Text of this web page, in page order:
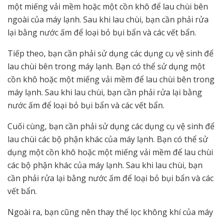
một miếng vải mềm hoặc một cồn khô để lau chùi bên
ngoài của máy lạnh. Sau khi lau chùi, bạn cần phải rửa
lại bằng nước ấm để loại bỏ bụi bẩn và các vết bẩn.
Tiếp theo, bạn cần phải sử dụng các dụng cụ vệ sinh để
lau chùi bên trong máy lạnh. Bạn có thể sử dụng một
cồn khô hoặc một miếng vải mềm để lau chùi bên trong
máy lạnh. Sau khi lau chùi, bạn cần phải rửa lại bằng
nước ấm để loại bỏ bụi bẩn và các vết bẩn.
Cuối cùng, bạn cần phải sử dụng các dụng cụ vệ sinh để
lau chùi các bộ phận khác của máy lạnh. Bạn có thể sử
dụng một cồn khô hoặc một miếng vải mềm để lau chùi
các bộ phận khác của máy lạnh. Sau khi lau chùi, bạn
cần phải rửa lại bằng nước ấm để loại bỏ bụi bẩn và các
vết bẩn.
Ngoài ra, bạn cũng nên thay thế lọc không khí của máy